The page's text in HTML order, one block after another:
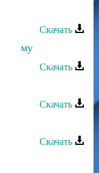
Скачать
Скачать
Скачать
Скачать